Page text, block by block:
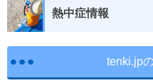
熱中症情報
tenki.jp